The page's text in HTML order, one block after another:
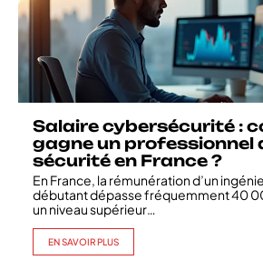
Salaire cybersécurité :
gagne un professionnel
sécurité en France ?
En France, la rémunération d’un
débutant dépasse fréquemment 40
un niveau supérieur…
EN SAVOIR PLUS